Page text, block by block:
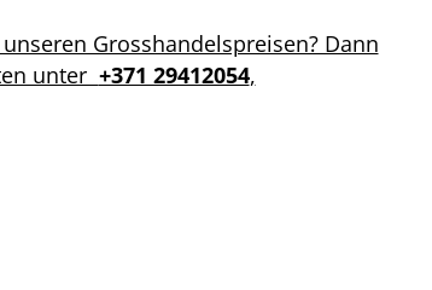
Grosshandelspreisen? Dann
unter +371 29412054,